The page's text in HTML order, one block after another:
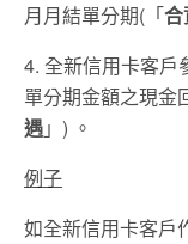
月月結單分期(「合
4. 全新信用卡客戶
單分期金額之現金
遇」) 。
例子
如全新信用卡客戶